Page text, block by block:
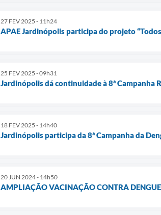
27 FEV 2025 - 11h24
APAE Jardinópolis participa do projeto
25 FEV 2025 - 09h31
Jardinópolis dá continuidade à 8ª Campanha
18 FEV 2025 - 14h40
Jardinópolis participa da 8ª Campanha da
20 JUN 2024 - 14h50
AMPLIAÇÃO VACINAÇÃO CONTRA DENGUE